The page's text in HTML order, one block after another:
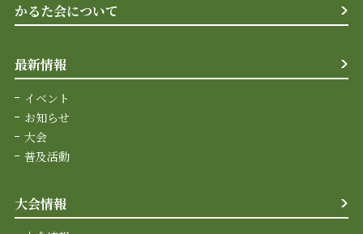
かるた会について
最新情報
イベント
お知らせ
大会
普及活動
大会情報